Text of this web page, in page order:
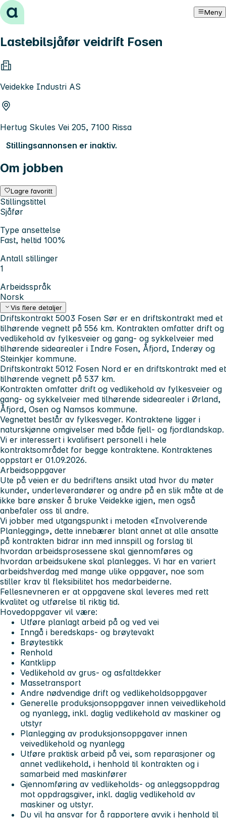
Hopp til innhold Meny
Lastebilsjåfør veidrift Fosen
Veidekke Industri AS
Hertug Skules Vei 205, 7100 Rissa
Stillingsannonsen er inaktiv.
Om jobben
Lagre favoritt
Stillingstittel
Sjåfør
Type ansettelse
Fast, heltid 100%
Antall stillinger
1
Arbeidsspråk
Norsk
Vis flere detaljer
Driftskontrakt 5003 Fosen Sør er en driftskontrakt med et
tilhørende vegnett på 556 km. Kontrakten omfatter drift og
vedlikehold av fylkesveier og gang- og sykkelveier med
tilhørende sidearealer i Indre Fosen, Åfjord, Inderøy og
Steinkjer kommune.
Driftskontrakt 5012 Fosen Nord er en driftskontrakt med et
tilhørende vegnett på 537 km.
Kontrakten omfatter drift og vedlikehold av fylkesveier og
gang- og sykkelveier med tilhørende sidearealer i Ørland,
Åfjord, Osen og Namsos kommune.
Vegnettet består av fylkesveger. Kontraktene ligger i
naturskjønne omgivelser med både fjell- og fjordlandskap.
Vi er interessert i kvalifisert personell i hele
kontraktsområdet for begge kontraktene. Kontraktenes
oppstart er 01.09.2026.
Arbeidsoppgaver
Ute på veien er du bedriftens ansikt utad hvor du møter
kunder, underleverandører og andre på en slik måte at de
ikke bare ønsker å bruke Veidekke igjen, men også
anbefaler oss til andre.
Vi jobber med utgangspunkt i metoden «Involverende
Planlegging», dette innebærer blant annet at alle ansatte
på kontrakten bidrar inn med innspill og forslag til
hvordan arbeidsprosessene skal gjennomføres og
hvordan arbeidsukene skal planlegges. Vi har en variert
arbeidshverdag med mange ulike oppgaver, noe som
stiller krav til fleksibilitet hos medarbeiderne.
Fellesnevneren er at oppgavene skal leveres med rett
kvalitet og utførelse til riktig tid.
Hovedoppgaver vil være:
Utføre planlagt arbeid på og ved vei
Inngå i beredskaps- og brøytevakt
Brøytestikk
Renhold
Kantklipp
Vedlikehold av grus- og asfaltdekker
Massetransport
Andre nødvendige drift og vedlikeholdsoppgaver
Generelle produksjonsoppgaver innen veivedlikehold
og nyanlegg, inkl. daglig vedlikehold av maskiner og
utstyr
Planlegging av produksjonsoppgaver innen
veivedlikehold og nyanlegg
Utføre praktisk arbeid på vei, som reparasjoner og
annet vedlikehold, i henhold til kontrakten og i
samarbeid med maskinfører
Gjennomføring av vedlikeholds- og anleggsoppdrag
mot oppdragsgiver, inkl. daglig vedlikehold av
maskiner og utstyr.
Du vil ha ansvar for å rapportere avvik i henhold til